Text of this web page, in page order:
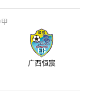
广西恒宸